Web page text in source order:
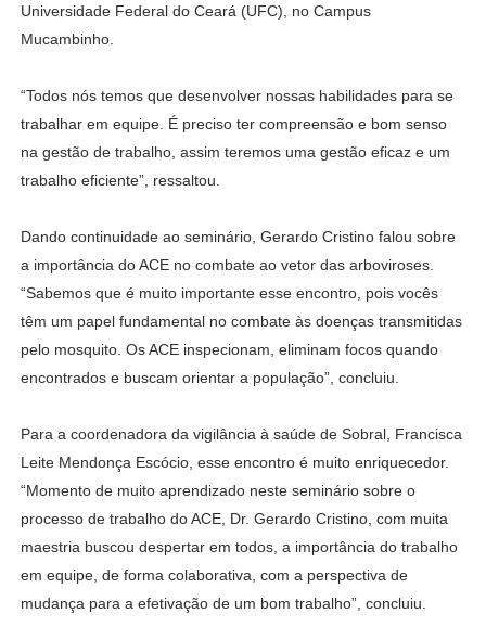
Universidade Federal do Ceará (UFC), no Campus
Mucambinho.
“Todos nós temos que desenvolver nossas habilidades para se
trabalhar em equipe. É preciso ter compreensão e bom senso
na gestão de trabalho, assim teremos uma gestão eficaz e um
trabalho eficiente”, ressaltou.
Dando continuidade ao seminário, Gerardo Cristino falou sobre
a importância do ACE no combate ao vetor das arboviroses.
“Sabemos que é muito importante esse encontro, pois vocês
têm um papel fundamental no combate às doenças transmitidas
pelo mosquito. Os ACE inspecionam, eliminam focos quando
encontrados e buscam orientar a população”, concluiu.
Para a coordenadora da vigilância à saúde de Sobral, Francisca
Leite Mendonça Escócio, esse encontro é muito enriquecedor.
“Momento de muito aprendizado neste seminário sobre o
processo de trabalho do ACE, Dr. Gerardo Cristino, com muita
maestria buscou despertar em todos, a importância do trabalho
em equipe, de forma colaborativa, com a perspectiva de
mudança para a efetivação de um bom trabalho”, concluiu.